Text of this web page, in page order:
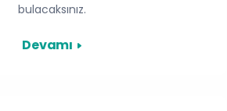
bulacaksınız.
Devamı